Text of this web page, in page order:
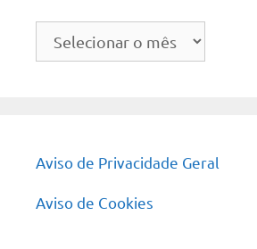
Arquivo
Aviso de Privacidade Geral
Aviso de Cookies